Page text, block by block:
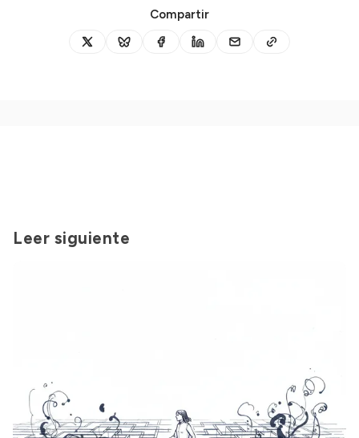
Compartir
Leer siguiente